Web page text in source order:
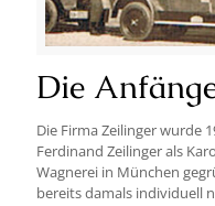
Die
Die Firma Zeilinger wurde
Ferdinand Zeilinger als
Wagnerei in München
bereits damals individuell